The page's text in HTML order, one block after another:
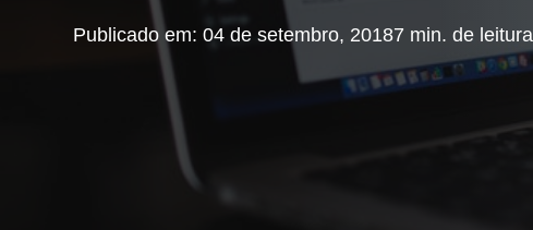
Publicado em: 04 de setembro, 20187 min. de leitura